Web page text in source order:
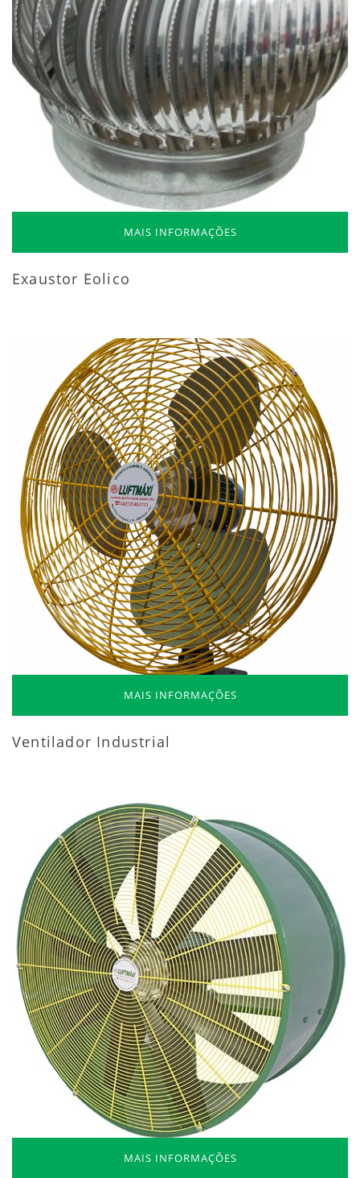
MAIS INFORMAÇÕES
Exaustor Eolico
MAIS INFORMAÇÕES
Ventilador Industrial
MAIS INFORMAÇÕES